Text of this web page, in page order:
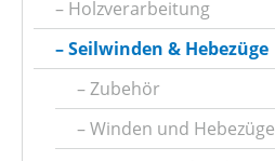
Holzverarbeitung
Seilwinden & Hebezüge
Zubehör
Winden und Hebezüge